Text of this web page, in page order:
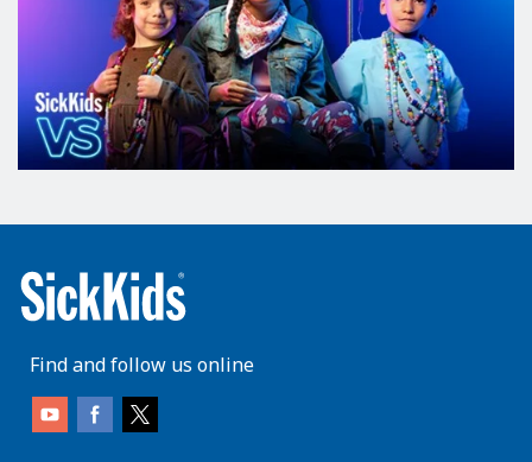
Find and follow us online